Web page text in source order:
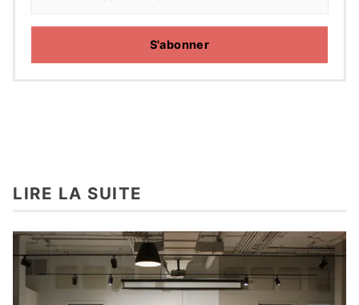
S'abonner
LIRE LA SUITE